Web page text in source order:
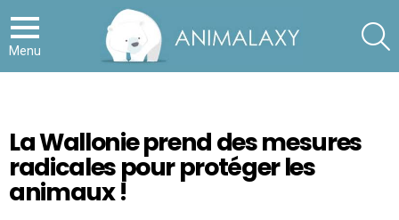
Menu
La Wallonie prend des mesures
radicales pour protéger les
animaux !